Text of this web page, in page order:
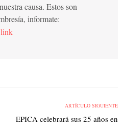
causa. Estos son
informate:
ARTÍCULO SIGUIENTE
EPICA celebrará sus 25 años en